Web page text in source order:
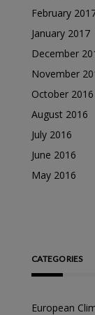
February
January 2017
December
November
October 2016
August 2016
July 2016
June 2016
May 2016
CATEGORIES
European